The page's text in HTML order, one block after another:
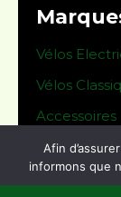
Vélos
Vélos
Accessoires
© 2024 Le
Afin
informons que